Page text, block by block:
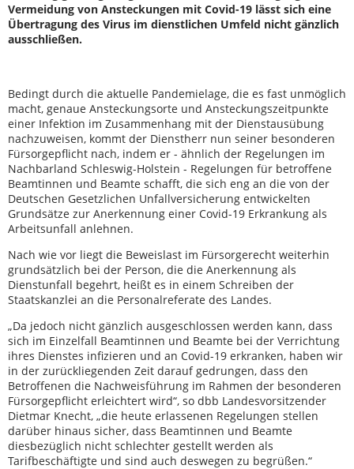
Vermeidung von Ansteckungen mit Covid-19 lässt sich eine
Übertragung des Virus im dienstlichen Umfeld nicht gänzlich
ausschließen.
Bedingt durch die aktuelle Pandemielage, die es fast unmöglich
macht, genaue Ansteckungsorte und Ansteckungszeitpunkte
einer Infektion im Zusammenhang mit der Dienstausübung
nachzuweisen, kommt der Dienstherr nun seiner besonderen
Fürsorgepflicht nach, indem er - ähnlich der Regelungen im
Nachbarland Schleswig-Holstein - Regelungen für betroffene
Beamtinnen und Beamte schafft, die sich eng an die von der
Deutschen Gesetzlichen Unfallversicherung entwickelten
Grundsätze zur Anerkennung einer Covid-19 Erkrankung als
Arbeitsunfall anlehnen.
Nach wie vor liegt die Beweislast im Fürsorgerecht weiterhin
grundsätzlich bei der Person, die die Anerkennung als
Dienstunfall begehrt, heißt es in einem Schreiben der
Staatskanzlei an die Personalreferate des Landes.
„Da jedoch nicht gänzlich ausgeschlossen werden kann, dass
sich im Einzelfall Beamtinnen und Beamte bei der Verrichtung
ihres Dienstes infizieren und an Covid-19 erkranken, haben wir
in der zurückliegenden Zeit darauf gedrungen, dass den
Betroffenen die Nachweisführung im Rahmen der besonderen
Fürsorgepflicht erleichtert wird“, so dbb Landesvorsitzender
Dietmar Knecht, „die heute erlassenen Regelungen stellen
darüber hinaus sicher, dass Beamtinnen und Beamte
diesbezüglich nicht schlechter gestellt werden als
Tarifbeschäftigte und sind auch deswegen zu begrüßen.“